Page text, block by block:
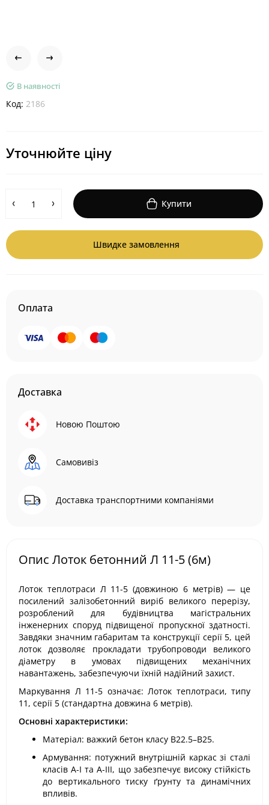
В наявності
Код: 2186
Уточнюйте ціну
Купити
Швидке замовлення
Оплата
Доставка
Новою Поштою
Самовивіз
Доставка транспортними компаніями
Опис Лоток бетонний Л 11-5 (6м)
Лоток теплотраси Л 11-5 (довжиною 6 метрів) — це
посилений залізобетонний виріб великого перерізу,
розроблений для будівництва магістральних
інженерних споруд підвищеної пропускної здатності.
Завдяки значним габаритам та конструкції серії 5, цей
лоток дозволяє прокладати трубопроводи великого
діаметру в умовах підвищених механічних
навантажень, забезпечуючи їхній надійний захист.
Маркування Л 11-5 означає: Лоток теплотраси, типу
11, серії 5 (стандартна довжина 6 метрів).
Основні характеристики:
Матеріал: важкий бетон класу В22.5–В25.
Армування: потужний внутрішній каркас зі сталі
класів А-I та А-III, що забезпечує високу стійкість
до вертикального тиску ґрунту та динамічних
впливів.